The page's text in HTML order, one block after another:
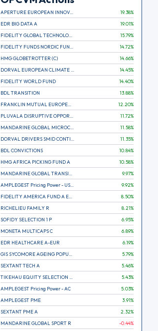
APERTURE EUROPEAN INNOVATION 19.38%
EDR BIG DATA A
19.01%
15.79%
14.72%
HMG GLOBETROTTER (C)
14.66%
14.45%
FIDELITY WORLD FUND
14.40%
BDL TRANSITION
13.88%
12.20%
11.72%
11.58%
11.35%
BDL CONVICTIONS
10.84%
HMG AFRICA PICKING FUND A
10.58%
9.97%
9.92%
8.50%
RICHELIEU FAMILY R
8.21%
SOFIDY SELECTION 1 P
6.95%
MONETA MULTICAPS C
6.89%
EDR HEALTHCARE A-EUR
6.19%
5.79%
SEXTANT TECH A
5.46%
5.43%
AMPLEGEST Pricing Power - AC
5.03%
AMPLEGEST PME
3.91%
SEXTANT PME A
2.32%
MANDARINE GLOBAL SPORT R
-0.44%